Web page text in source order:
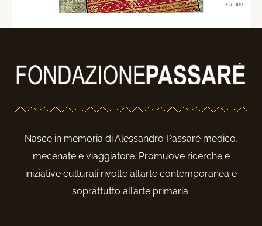
Nasce in memoria di Alessandro Passaré medico,
mecenate e viaggiatore. Promuove ricerche e
iniziative culturali rivolte all’arte contemporanea e
soprattutto all’arte primaria.